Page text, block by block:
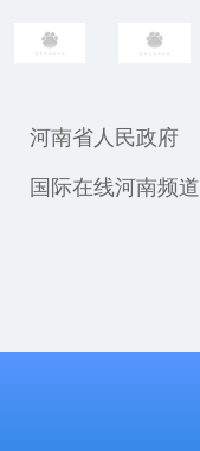
河南省人民政府
国际在线河南频道